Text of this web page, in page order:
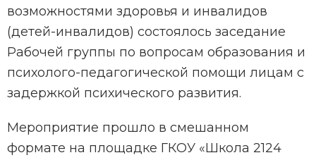
возможностями здоровья и инвалидов
(детей-инвалидов) состоялось заседание
Рабочей группы по вопросам образования и
психолого-педагогической помощи лицам с
задержкой психического развития.
Мероприятие прошло в смешанном
формате на площадке ГКОУ «Школа 2124